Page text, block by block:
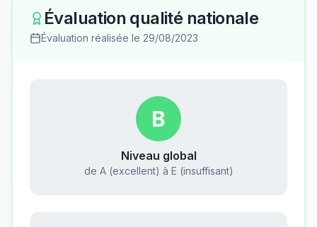
Évaluation qualité nationale
Évaluation réalisée le 29/08/2023
B
Niveau global
de A (excellent) à E (insuffisant)